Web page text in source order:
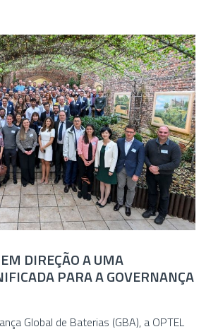
DIREÇÃO A UMA
PARA A GOVERNANÇA
Global de Baterias (GBA), a OPTEL